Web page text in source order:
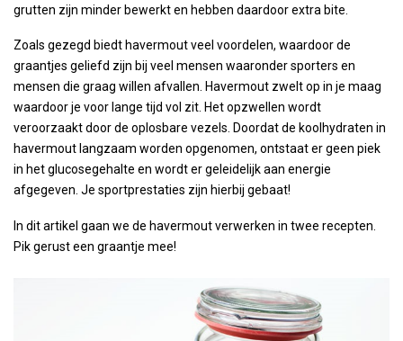
grutten zijn minder bewerkt en hebben daardoor extra bite.
Zoals gezegd biedt havermout veel voordelen, waardoor de
graantjes geliefd zijn bij veel mensen waaronder sporters en
mensen die graag willen afvallen. Havermout zwelt op in je maag
waardoor je voor lange tijd vol zit. Het opzwellen wordt
veroorzaakt door de oplosbare vezels. Doordat de koolhydraten in
havermout langzaam worden opgenomen, ontstaat er geen piek
in het glucosegehalte en wordt er geleidelijk aan energie
afgegeven. Je sportprestaties zijn hierbij gebaat!
In dit artikel gaan we de havermout verwerken in twee recepten.
Pik gerust een graantje mee!